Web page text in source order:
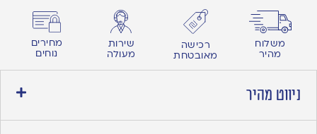
משלוח
מהיר
רכישה
מאובטחת
שירות
מעולה
מחירים
נוחים
ניווט מהיר